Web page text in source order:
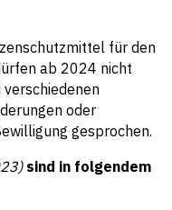
für den
ab 2024 nicht
oder
gesprochen.
sind in folgendem